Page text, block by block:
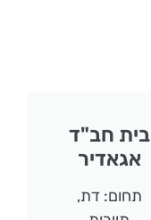
בית חב"ד
אגאדיר
תחום: דת,